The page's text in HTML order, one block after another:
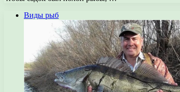
Виды рыб